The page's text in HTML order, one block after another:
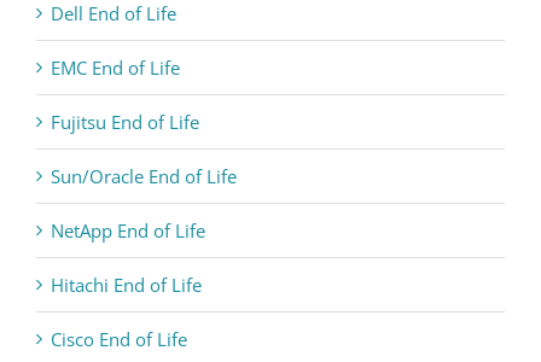
Dell End of Life
EMC End of Life
Fujitsu End of Life
Sun/Oracle End of Life
NetApp End of Life
Hitachi End of Life
Cisco End of Life